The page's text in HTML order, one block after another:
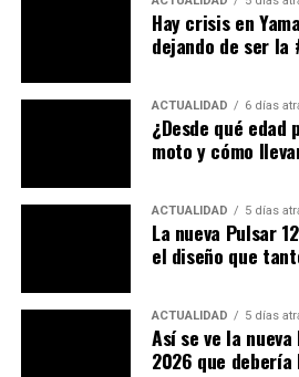
en reducciones agresivas. Se
sistema quickshifter
superiores.
El chasis de acero tubular,
Logra un comportamiento ágil en
comprometer la estabilidad en
¿Moto con
Hay crisis en
dejando de ser la
ACTUALIDAD 6 días
¿Desde qué edad
moto y cómo
ACTUALIDAD 5 días
La nueva Pulsar
el diseño que
ACTUALIDAD 5 días
Así se ve la
2026 que